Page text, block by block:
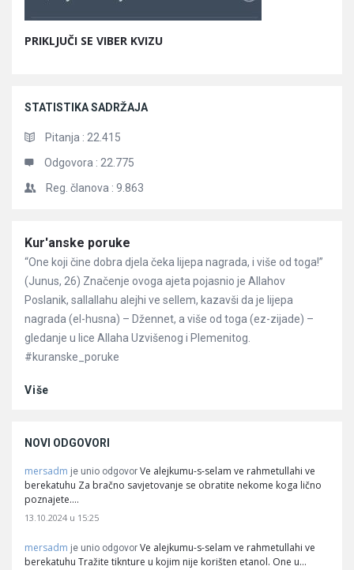
PRIKLJUČI SE VIBER KVIZU
STATISTIKA SADRŽAJA
Pitanja : 22.415
Odgovora : 22.775
Reg. članova : 9.863
Članci
Kur'anske poruke
“One koji čine dobra djela čeka lijepa nagrada, i više od toga!”
(Junus, 26) Značenje ovoga ajeta pojasnio je Allahov
Poslanik, sallallahu alejhi ve sellem, kazavši da je lijepa
nagrada (el-husna) – Džennet, a više od toga (ez-zijade) –
gledanje u lice Allaha Uzvišenog i Plemenitog.
#kuranske_poruke
Više
NOVI ODGOVORI
mersadm je unio odgovor Ve alejkumu-s-selam ve rahmetullahi ve
berekatuhu Za bračno savjetovanje se obratite nekome koga lično
poznajete.…
13.10.2024 u 15:25
mersadm je unio odgovor Ve alejkumu-s-selam ve rahmetullahi ve
berekatuhu Tražite tiknture u kojim nije korišten etanol. One u…